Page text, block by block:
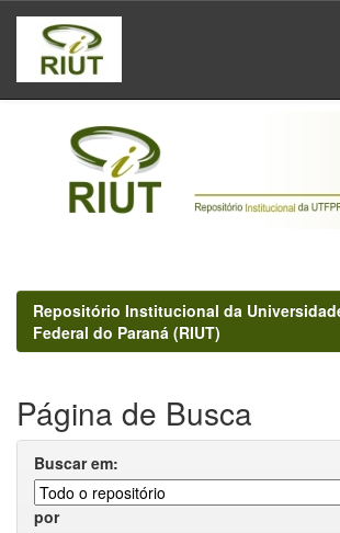
Skip
navigation
Repositório Institucional da
Federal do Paraná (RIUT)
Página de Busca
Buscar em:
por